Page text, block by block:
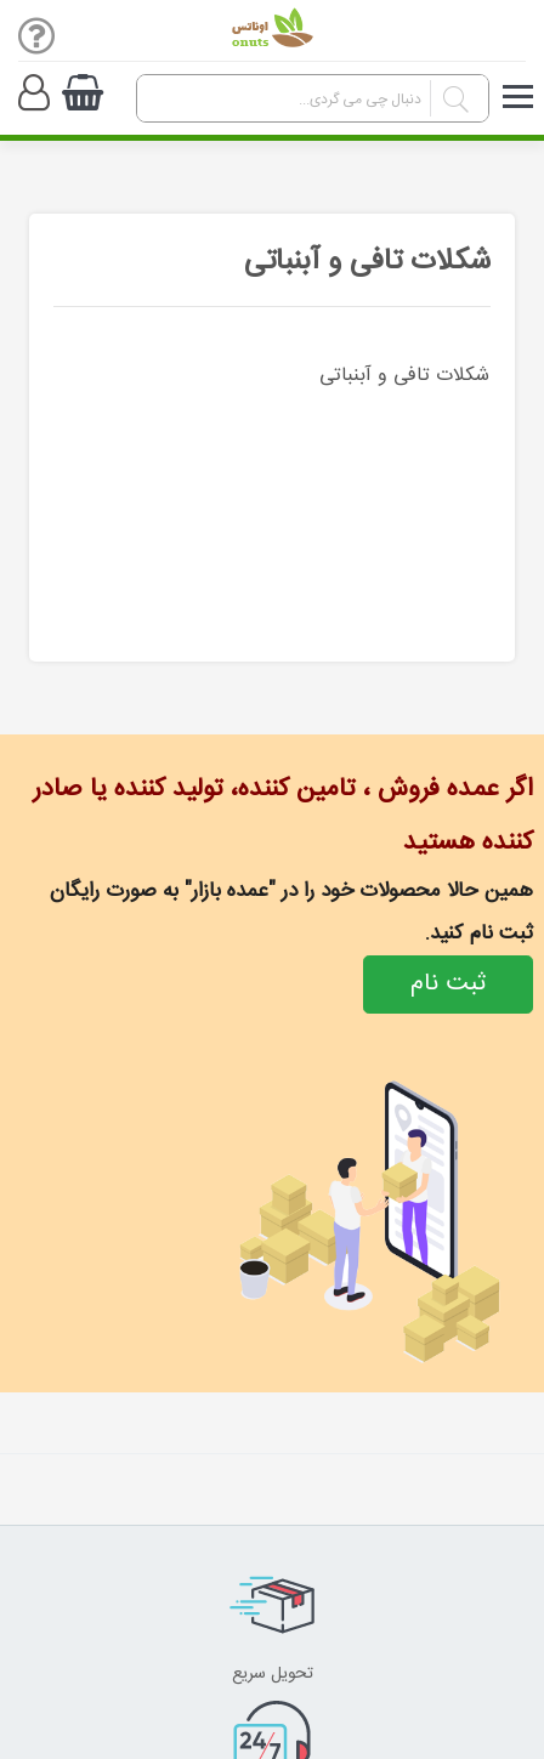
شکلات تافی و آبنباتی
شکلات تافی و آبنباتی
اگر عمده فروش ، تامین کننده، تولید کننده یا صادر
کننده هستید
همین حالا محصولات خود را در "عمده بازار" به صورت رایگان
ثبت نام کنید.
ثبت نام
تحویل سریع